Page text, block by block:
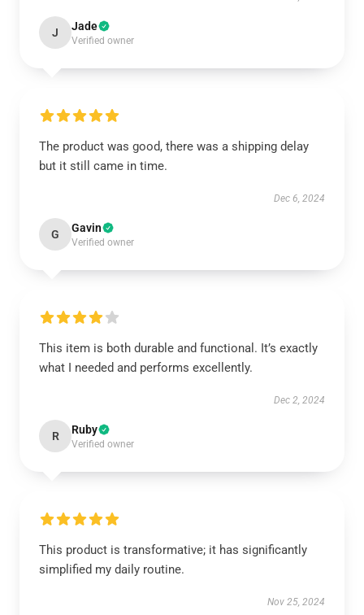
J Jade
Verified owner
The product was good, there was a shipping delay
but it still came in time.
Dec 6, 2024
G Gavin
Verified owner
This item is both durable and functional. It’s exactly
what I needed and performs excellently.
Dec 2, 2024
R Ruby
Verified owner
This product is transformative; it has significantly
simplified my daily routine.
Nov 25, 2024